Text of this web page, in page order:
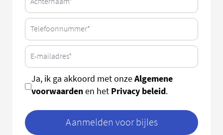
Ja, ik ga akkoord met onzeAlgemene
voorwaardenen het Privacy beleid.
Aanmelden voor bijles